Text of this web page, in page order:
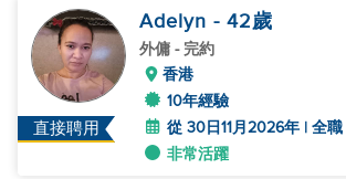
直接聘用
Adelyn - 42歲
外傭 - 完約
香港
10年經驗
從 30日11月2026年 | 全職
非常活躍